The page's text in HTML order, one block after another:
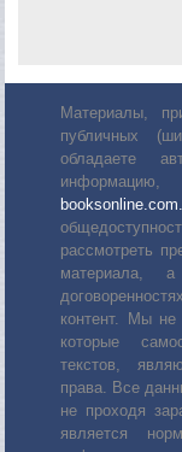
Материалы,
публичных
обладаете
рассмотреть
материала,
контент. Мы не
которые
текстов,
права. Все
не проходя
является